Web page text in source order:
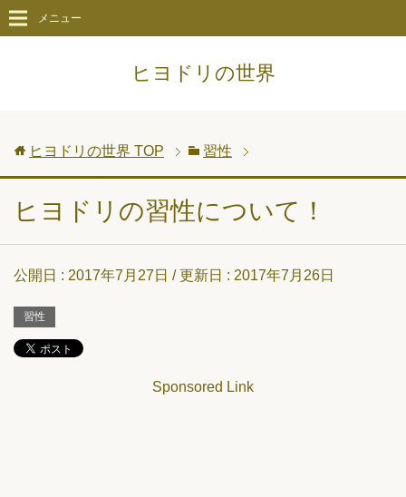
ヒヨドリの世界
メニュー
ヒヨドリの世界 TOP 習性
ヒヨドリの習性について！
公開日 : 2017年7月27日 / 更新日 : 2017年7月26日
習性
Sponsored Link